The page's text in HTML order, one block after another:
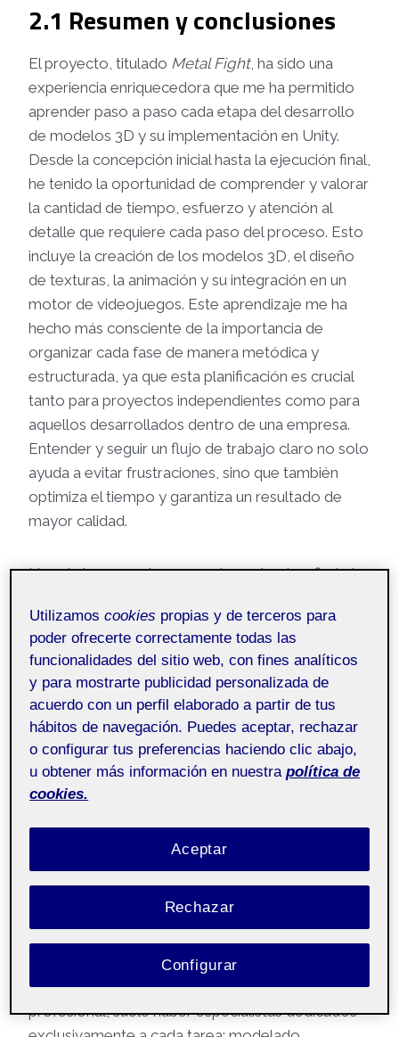
2.1 Resumen y conclusiones
El proyecto, titulado Metal Fight, ha sido una
experiencia enriquecedora que me ha permitido
aprender paso a paso cada etapa del desarrollo
de modelos 3D y su implementación en Unity.
Desde la concepción inicial hasta la ejecución final,
he tenido la oportunidad de comprender y valorar
la cantidad de tiempo, esfuerzo y atención al
detalle que requiere cada paso del proceso. Esto
incluye la creación de los modelos 3D, el diseño
de texturas, la animación y su integración en un
motor de videojuegos. Este aprendizaje me ha
hecho más consciente de la importancia de
organizar cada fase de manera metódica y
estructurada, ya que esta planificación es crucial
tanto para proyectos independientes como para
aquellos desarrollados dentro de una empresa.
Entender y seguir un flujo de trabajo claro no solo
ayuda a evitar frustraciones, sino que también
optimiza el tiempo y garantiza un resultado de
mayor calidad.
Uno de los aspectos que más me ha desafiado ha
modelos. Al ser un área que no había explorado
antes, me encontré con un aprendizaje bastante
complejo. Por otro lado, el aspecto que encontré
más accesible fue la fase final, ya que tengo
mayor experiencia trabajando con
Animator
Controllersy la programación asociada. Sin
embargo, esta experiencia me ha dejado una
conclusión clave: el desarrollo de videojuegos 3D
faceta del videojuego, como los modelos 3D,
cada una de las cinco etapas principales es lo
suficientemente compleja como para requerir
años de práctica y estudio.
Es destacable observar que, en un equipo
profesional, suele haber especialistas dedicados
Utilizamoscookies propias y de terceros para
poder ofrecerte correctamente todas las
funcionalidades del sitio web, con fines analíticos
y para mostrarte publicidad personalizada de
acuerdo con un perfil elaborado a partir de tus
hábitos de navegación. Puedes aceptar, rechazar
o configurar tus preferencias haciendo clic abajo,
u obtener más información en nuestra política de
cookies.
Rechazar
Aceptar
Configurar